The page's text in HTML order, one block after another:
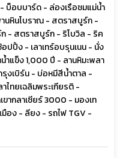
บ็อบบาร์ด - ล่องเรือชมแม่น้ำ
านหินโบราณ - สตราสบูร์ก -
- สตราสบูร์ก - ริโบวิล - ริค
ปปิ้ง - เลาเทร์อบรุนเนน - นั่ง
ำแข็ง 1,000 ปี - ลานหิมะพลา
กรุงเบิร์น - บ่อหมีสีน้ำตาล -
ไทยเฉลิมพระเกียรติ -
ากลาเซียร์ 3000 - มองเท
อง - ลียง - รถไฟ TGV -
Free อิสระช้อปปิ้ง - ล่อง